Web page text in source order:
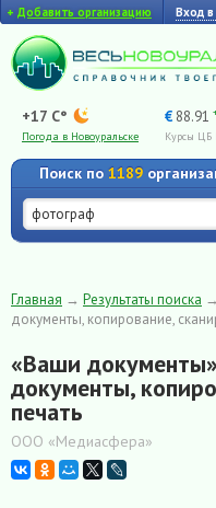
+ Добавить организацию Вход в
+17 C°
Погода в Новоуральске
€ 88.91
Курсы ЦБ
Поиск по 1189
Главная → Результаты поиска →
документы, копирование,
«Ваши
документы,
печать
ООО «Медиасфера»